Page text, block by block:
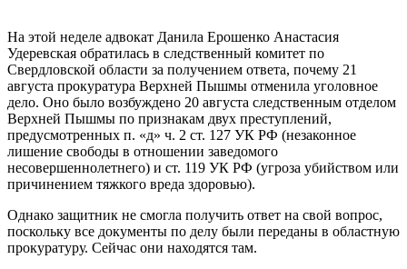
На этой неделе адвокат Данила Ерошенко Анастасия
Удеревская обратилась в следственный комитет по
Свердловской области за получением ответа, почему 21
августа прокуратура Верхней Пышмы отменила уголовное
дело. Оно было возбуждено 20 августа следственным отделом
Верхней Пышмы по признакам двух преступлений,
предусмотренных п. «д» ч. 2 ст. 127 УК РФ (незаконное
лишение свободы в отношении заведомого
несовершеннолетнего) и ст. 119 УК РФ (угроза убийством или
причинением тяжкого вреда здоровью).
Однако защитник не смогла получить ответ на свой вопрос,
поскольку все документы по делу были переданы в областную
прокуратуру. Сейчас они находятся там.